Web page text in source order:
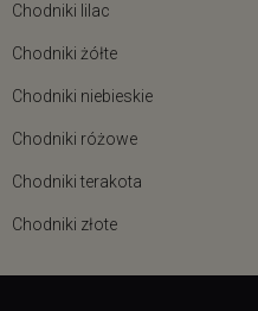
Chodniki lilac
Chodniki żółte
Chodniki niebieskie
Chodniki różowe
Chodniki terakota
Chodniki złote